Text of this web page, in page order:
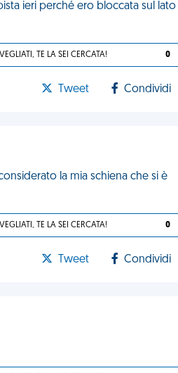
ieri perché ero bloccata sul lato
TE LA SEI CERCATA! 0
Tweet Condividi
la mia schiena che si è
TE LA SEI CERCATA! 0
Tweet Condividi